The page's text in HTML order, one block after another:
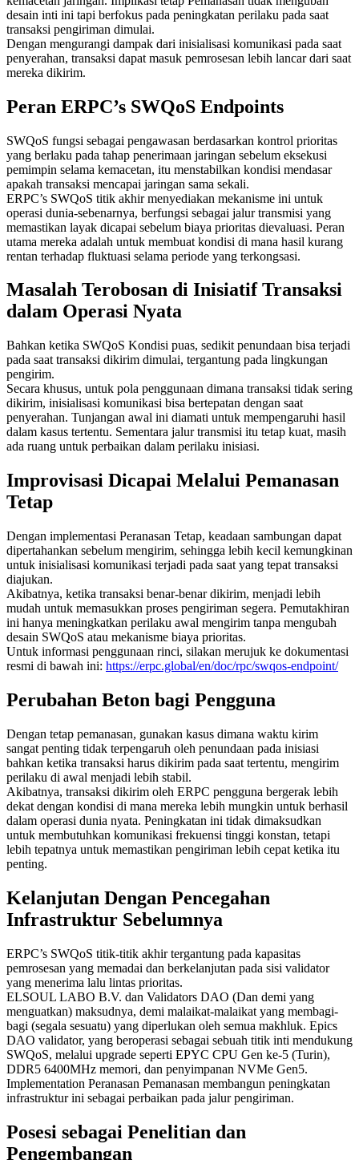
desain inti ini tapi berfokus pada peningkatan perilaku pada saat
transaksi pengiriman dimulai.
Dengan mengurangi dampak dari inisialisasi komunikasi pada saat
penyerahan, transaksi dapat masuk pemrosesan lebih lancar dari saat
mereka dikirim.
Peran ERPC’s SWQoS Endpoints
SWQoS fungsi sebagai pengawasan berdasarkan kontrol prioritas
yang berlaku pada tahap penerimaan jaringan sebelum eksekusi
pemimpin selama kemacetan, itu menstabilkan kondisi mendasar
apakah transaksi mencapai jaringan sama sekali.
ERPC’s SWQoS titik akhir menyediakan mekanisme ini untuk
operasi dunia-sebenarnya, berfungsi sebagai jalur transmisi yang
memastikan layak dicapai sebelum biaya prioritas dievaluasi. Peran
utama mereka adalah untuk membuat kondisi di mana hasil kurang
rentan terhadap fluktuasi selama periode yang terkongsasi.
Masalah Terobosan di Inisiatif Transaksi
dalam Operasi Nyata
Bahkan ketika SWQoS Kondisi puas, sedikit penundaan bisa terjadi
pada saat transaksi dikirim dimulai, tergantung pada lingkungan
pengirim.
Secara khusus, untuk pola penggunaan dimana transaksi tidak sering
dikirim, inisialisasi komunikasi bisa bertepatan dengan saat
penyerahan. Tunjangan awal ini diamati untuk mempengaruhi hasil
dalam kasus tertentu. Sementara jalur transmisi itu tetap kuat, masih
ada ruang untuk perbaikan dalam perilaku inisiasi.
Improvisasi Dicapai Melalui Pemanasan
Tetap
Dengan implementasi Peranasan Tetap, keadaan sambungan dapat
dipertahankan sebelum mengirim, sehingga lebih kecil kemungkinan
untuk inisialisasi komunikasi terjadi pada saat yang tepat transaksi
diajukan.
Akibatnya, ketika transaksi benar-benar dikirim, menjadi lebih
mudah untuk memasukkan proses pengiriman segera. Pemutakhiran
ini hanya meningkatkan perilaku awal mengirim tanpa mengubah
desain SWQoS atau mekanisme biaya prioritas.
Untuk informasi penggunaan rinci, silakan merujuk ke dokumentasi
resmi di bawah ini: https://erpc.global/en/doc/rpc/swqos-endpoint/
Perubahan Beton bagi Pengguna
Dengan tetap pemanasan, gunakan kasus dimana waktu kirim
sangat penting tidak terpengaruh oleh penundaan pada inisiasi
bahkan ketika transaksi harus dikirim pada saat tertentu, mengirim
perilaku di awal menjadi lebih stabil.
Akibatnya, transaksi dikirim oleh ERPC pengguna bergerak lebih
dekat dengan kondisi di mana mereka lebih mungkin untuk berhasil
dalam operasi dunia nyata. Peningkatan ini tidak dimaksudkan
untuk membutuhkan komunikasi frekuensi tinggi konstan, tetapi
lebih tepatnya untuk memastikan pengiriman lebih cepat ketika itu
penting.
Kelanjutan Dengan Pencegahan
Infrastruktur Sebelumnya
ERPC’s SWQoS titik-titik akhir tergantung pada kapasitas
pemrosesan yang memadai dan berkelanjutan pada sisi validator
yang menerima lalu lintas prioritas.
ELSOUL LABO B.V. dan Validators DAO (Dan demi yang
menguatkan) maksudnya, demi malaikat-malaikat yang membagi-
bagi (segala sesuatu) yang diperlukan oleh semua makhluk. Epics
DAO validator, yang beroperasi sebagai sebuah titik inti mendukung
SWQoS, melalui upgrade seperti EPYC CPU Gen ke-5 (Turin),
DDR5 6400MHz memori, dan penyimpanan NVMe Gen5.
Implementation Peranasan Pemanasan membangun peningkatan
infrastruktur ini sebagai perbaikan pada jalur pengiriman.
Posesi sebagai Penelitian dan
Pengembangan